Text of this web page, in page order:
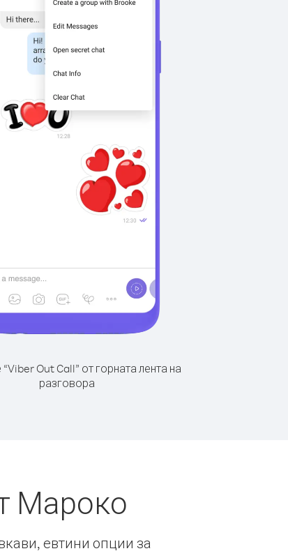
Out Call” от горната лента на
разговора
Мароко
евтини опции за